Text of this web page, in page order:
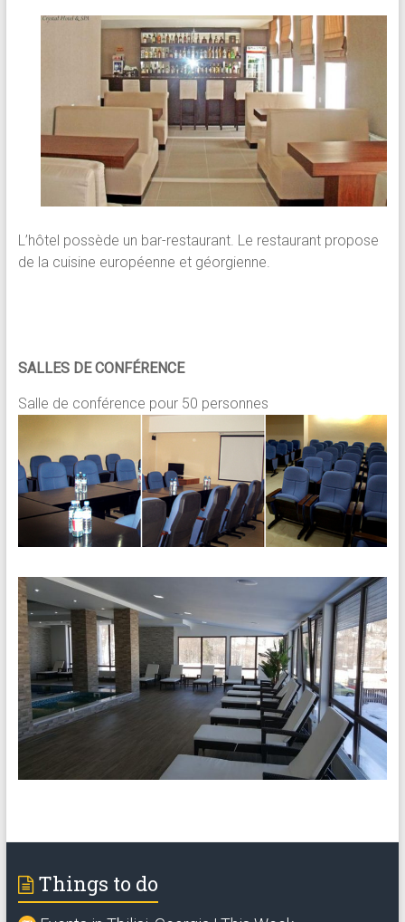
L’hôtel possède un bar-restaurant. Le restaurant propose
de la cuisine européenne et géorgienne.
SALLES DE CONFÉRENCE
Salle de conférence pour 50 personnes
Things to do